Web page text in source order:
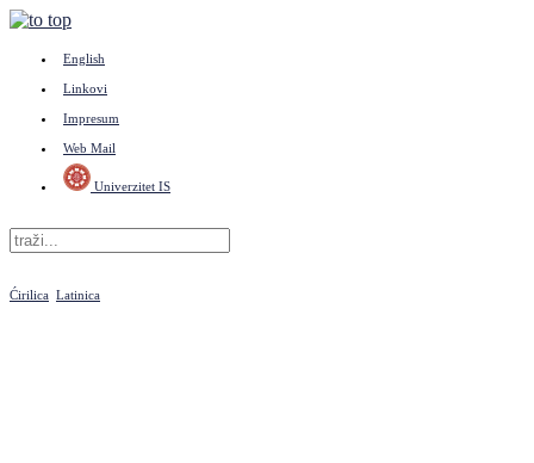
English
Linkovi
Impresum
Web Mail
Univerzitet IS
Ćirilica Latinica